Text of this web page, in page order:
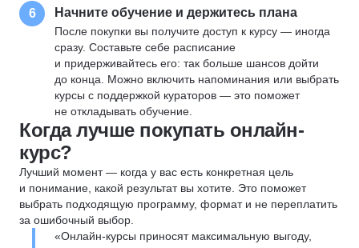
6 Начните обучение и держитесь плана
После покупки вы получите доступ к курсу — иногда
сразу. Составьте себе расписание
и придерживайтесь его: так больше шансов дойти
до конца. Можно включить напоминания или выбрать
курсы с поддержкой кураторов — это поможет
не откладывать обучение.
Когда лучше покупать онлайн-
курс?
Лучший момент — когда у вас есть конкретная цель
и понимание, какой результат вы хотите. Это поможет
выбрать подходящую программу, формат и не переплатить
за ошибочный выбор.
«Онлайн-курсы приносят максимальную выгоду,